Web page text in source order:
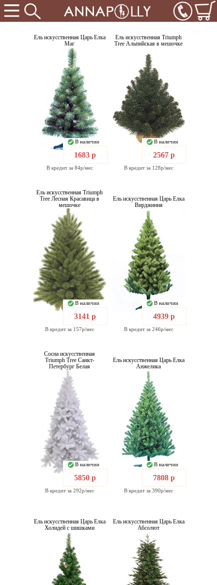
Ель искусственная Царь Елка
Маг
В наличии
1683 р
В кредит за 84р/мес
Ель искусственная Triumph
Tree Альпийская в мешочке
В наличии
2567 р
В кредит за 128р/мес
Ель искусственная Triumph
Tree Лесная Красавица в
мешочке
В наличии
3141 р
В кредит за 157р/мес
Ель искусственная Царь Елка
Вирджиния
В наличии
4939 р
В кредит за 246р/мес
Сосна искусственная
Triumph Tree Санкт-
Петербург Белая
В наличии
5850 р
В кредит за 292р/мес
Ель искусственная Царь Елка
Анжелика
В наличии
7808 р
В кредит за 390р/мес
Ель искусственная Царь Елка
Холидей с шишками
Ель искусственная Царь Елка
Абсолют